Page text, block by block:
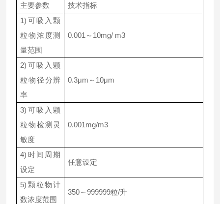
主要参数
技术指标
1)可吸入颗
粒物浓度测
量范围
0.001～10mg/ m3
2)可吸入颗
粒物径分辨
率
0.3μm～10μm
3)可吸入颗
粒物检测灵
敏度
0.001mg/m3
4)时间周期
设定
任意设定
5)颗粒物计
数浓度范围
350～999999粒/升